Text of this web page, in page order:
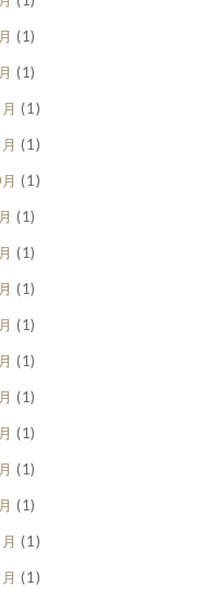
(1)
(1)
(1)
(1)
(1)
(1)
(1)
(1)
(1)
(1)
(1)
(1)
(1)
(1)
(1)
(1)